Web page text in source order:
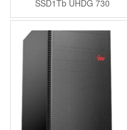
SSD1Tb UHDG 730
FreeDOS GbitEth 700W
черный (2074957)